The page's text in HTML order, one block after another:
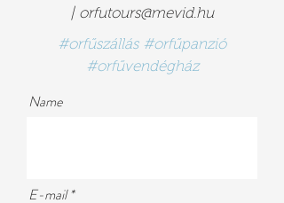
| orfutours@mevid.hu
#orfűszállás #orfűpanzió
#orfűvendégház
Name
E-mail